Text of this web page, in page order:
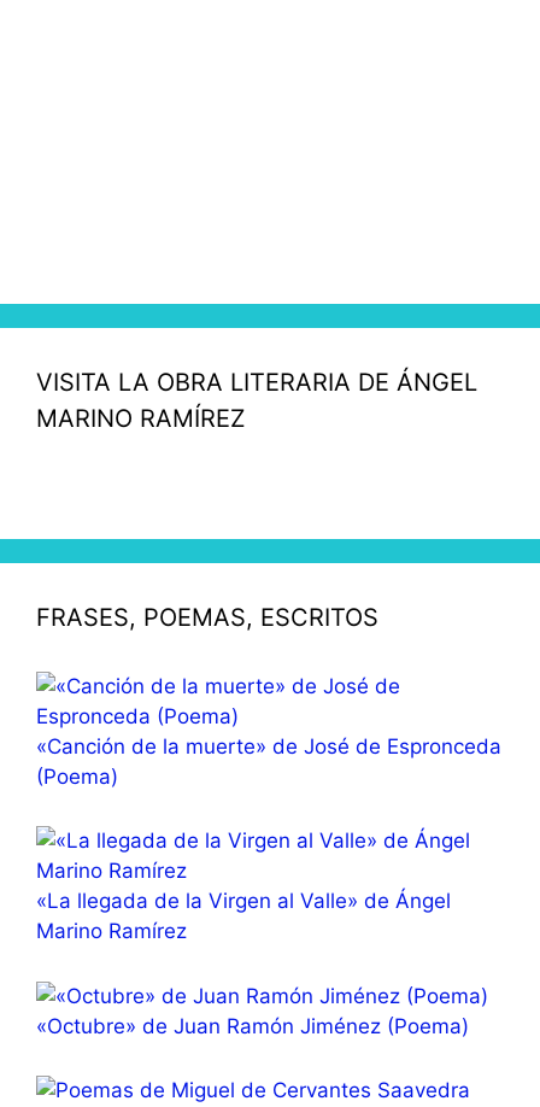
VISITA LA OBRA LITERARIA DE ÁNGEL
MARINO RAMÍREZ
FRASES, POEMAS, ESCRITOS
«Canción de la muerte» de José de Espronceda
(Poema)
«La llegada de la Virgen al Valle» de Ángel
Marino Ramírez
«Octubre» de Juan Ramón Jiménez (Poema)